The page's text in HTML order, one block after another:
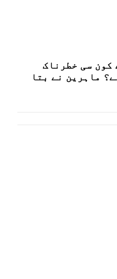
کون سی خطرناک
ماہرین نے بتا